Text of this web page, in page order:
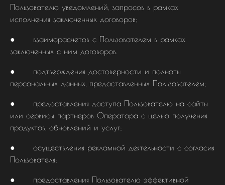
Пользователю уведомлений, запросов в рамках
исполнения заключенных договоров;
● взаиморасчетов с Пользователем в рамках
заключенных с ним договоров.
● подтверждения достоверности и полноты
персональных данных, предоставленных Пользователем;
● предоставления доступа Пользователю на сайты
или сервисы партнеров Оператора с целью получения
продуктов, обновлений и услуг;
● осуществления рекламной деятельности с согласия
Пользователя;
● предоставления Пользователю эффективной